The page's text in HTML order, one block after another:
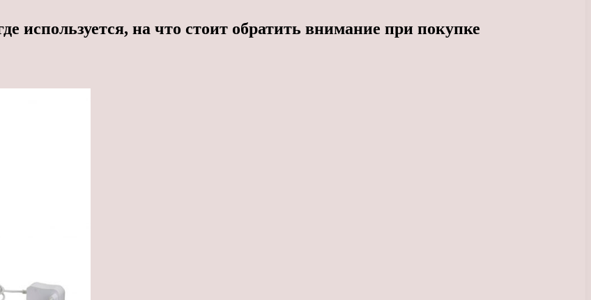
используется, на что стоит обратить внимание при покупке